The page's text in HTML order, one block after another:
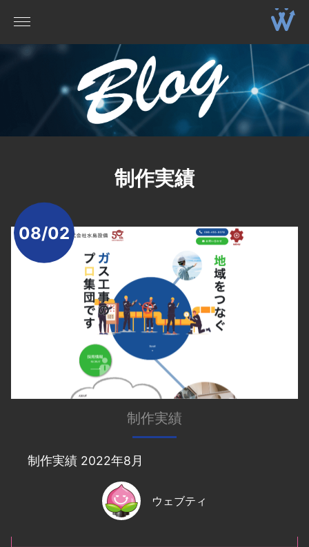
制作実績
08/02
制作実績
制作実績 2022年8月
ウェブティ